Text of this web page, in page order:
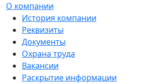
О компании
История компании
Реквизиты
Документы
Охрана труда
Вакансии
Раскрытие информации